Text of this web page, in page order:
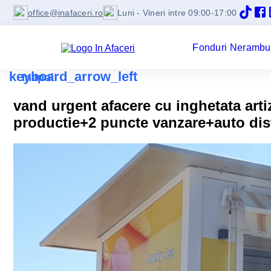
office@inafaceri.ro Luni - Vineri intre 09:00-17:00
Fonduri
keyboard_arrow_left
Inapoi
vand urgent afacere cu inghetata
productie+2 puncte vanzare+auto